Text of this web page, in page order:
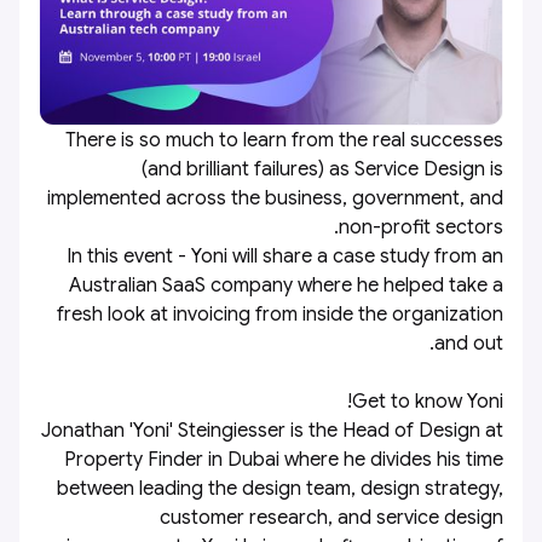
There is so much to learn from the real successes
(and brilliant failures) as Service Design is
implemented across the business, government, and
non-profit sectors.
In this event - Yoni will share a case study from an
Australian SaaS company where he helped take a
fresh look at invoicing from inside the organization
and out.
Get to know Yoni!
Jonathan 'Yoni' Steingiesser is the Head of Design at
Property Finder in Dubai where he divides his time
between leading the design team, design strategy,
customer research, and service design